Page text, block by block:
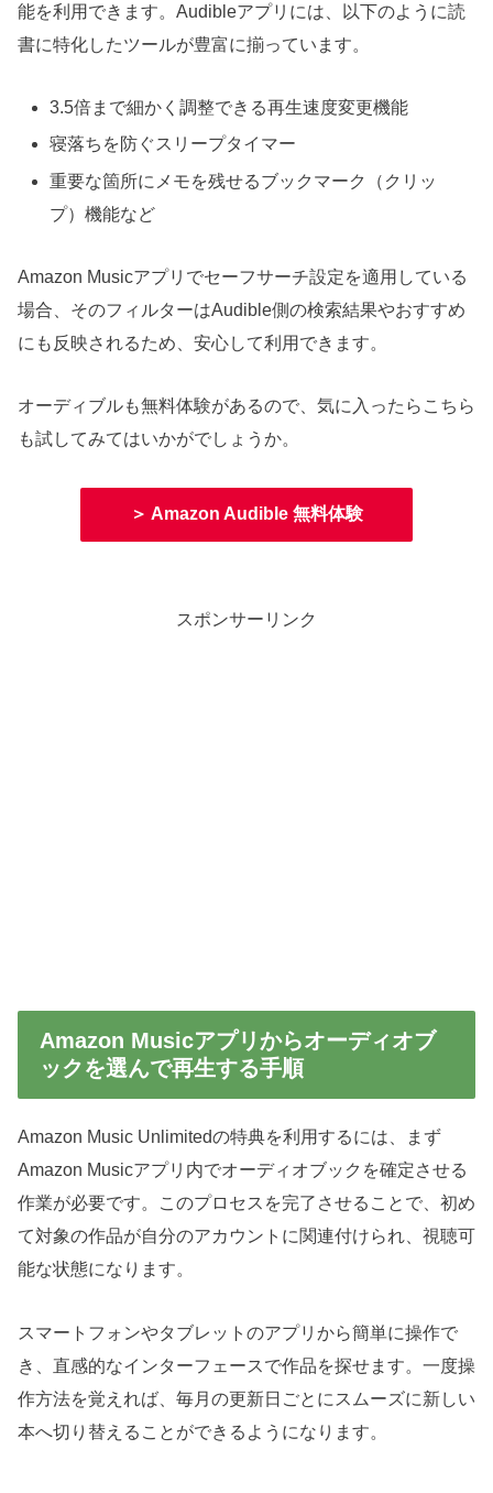
能を利用できます。Audibleアプリには、以下のように読
書に特化したツールが豊富に揃っています。
3.5倍まで細かく調整できる再生速度変更機能
寝落ちを防ぐスリープタイマー
重要な箇所にメモを残せるブックマーク（クリッ
プ）機能など
Amazon Musicアプリでセーフサーチ設定を適用している
場合、そのフィルターはAudible側の検索結果やおすすめ
にも反映されるため、安心して利用できます。
オーディブルも無料体験があるので、気に入ったらこちら
も試してみてはいかがでしょうか。
＞ Amazon Audible 無料体験
スポンサーリンク
Amazon Musicアプリからオーディオブ
ックを選んで再生する手順
Amazon Music Unlimitedの特典を利用するには、まず
Amazon Musicアプリ内でオーディオブックを確定させる
作業が必要です。このプロセスを完了させることで、初め
て対象の作品が自分のアカウントに関連付けられ、視聴可
能な状態になります。
スマートフォンやタブレットのアプリから簡単に操作で
き、直感的なインターフェースで作品を探せます。一度操
作方法を覚えれば、毎月の更新日ごとにスムーズに新しい
本へ切り替えることができるようになります。